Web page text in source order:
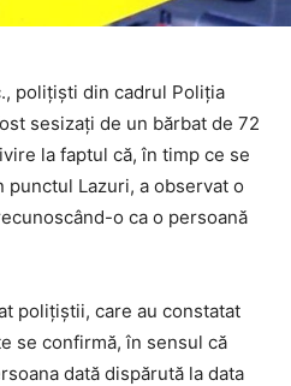
polițiști din cadrul Poliția
sesizați de un bărbat de 72
la faptul că, în timp ce se
punctul Lazuri, a observat o
o ca o persoană
polițiștii, care au constatat
se confirmă, în sensul că
dată dispărută la data